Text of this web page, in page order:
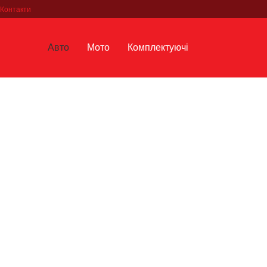
Контакти
Авто Мото Комплектуючі